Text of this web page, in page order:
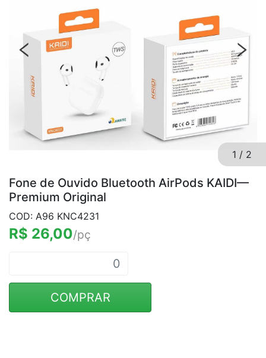
1 / 2
Fone de Ouvido Bluetooth AirPods KAIDI—
Premium Original
COD: A96 KNC4231
R$ 26,00/pç
COMPRAR